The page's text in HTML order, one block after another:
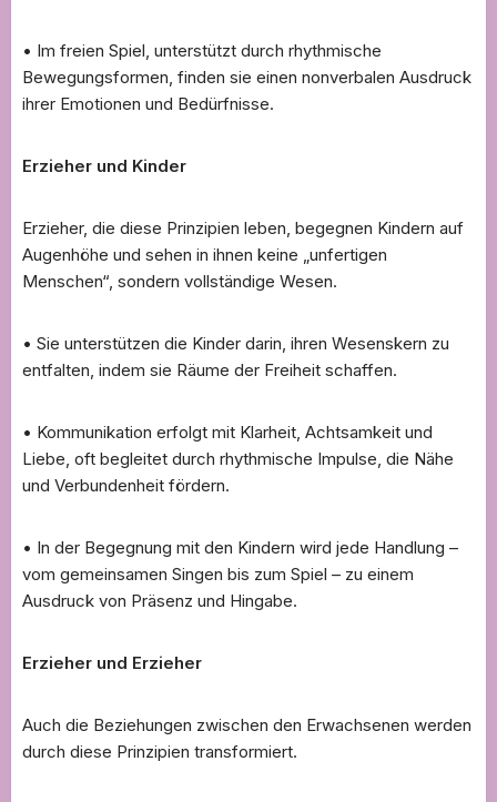
• Im freien Spiel, unterstützt durch rhythmische
Bewegungsformen, finden sie einen nonverbalen Ausdruck
ihrer Emotionen und Bedürfnisse.
Erzieher und Kinder
Erzieher, die diese Prinzipien leben, begegnen Kindern auf
Augenhöhe und sehen in ihnen keine „unfertigen
Menschen“, sondern vollständige Wesen.
• Sie unterstützen die Kinder darin, ihren Wesenskern zu
entfalten, indem sie Räume der Freiheit schaffen.
• Kommunikation erfolgt mit Klarheit, Achtsamkeit und
Liebe, oft begleitet durch rhythmische Impulse, die Nähe
und Verbundenheit fördern.
• In der Begegnung mit den Kindern wird jede Handlung –
vom gemeinsamen Singen bis zum Spiel – zu einem
Ausdruck von Präsenz und Hingabe.
Erzieher und Erzieher
Auch die Beziehungen zwischen den Erwachsenen werden
durch diese Prinzipien transformiert.